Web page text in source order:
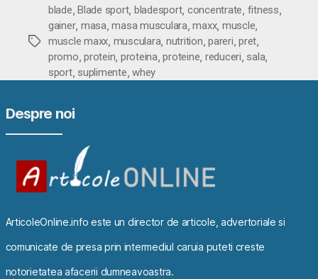
Etichete
blade,Blade sport, bladesport, concentrate, fitness,
gainer, masa,masa musculara,maxx, muscle,
muscle maxx, musculara, nutrition,pareri,pret,
promo,protein, proteina,proteine, reduceri, sala,
sport, suplimente,whey
Despre noi
ArticoleOnline.info este un director de articole, advertoriale si
comunicate de presa prin intermediul caruia puteti creste
notorietatea afacerii dumneavoastra.